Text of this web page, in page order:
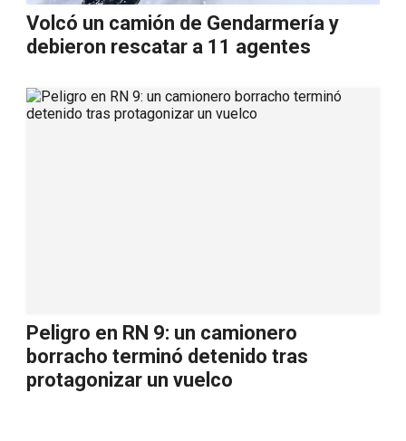
Volcó un camión de Gendarmería y
debieron rescatar a 11 agentes
Peligro en RN 9: un camionero
borracho terminó detenido tras
protagonizar un vuelco